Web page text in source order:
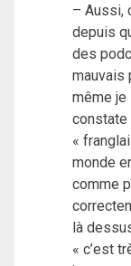
– Aussi,
depuis
des
mauvais
même je
constate
«
monde
comme
là
« c’est